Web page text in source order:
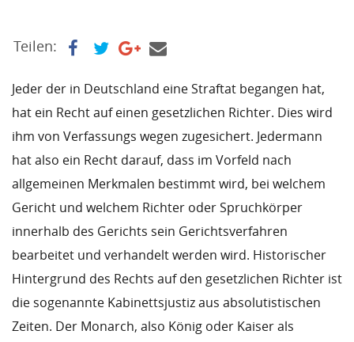
Teilen:
Jeder der in Deutschland eine Straftat begangen hat,
hat ein Recht auf einen gesetzlichen Richter. Dies wird
ihm von Verfassungs wegen zugesichert. Jedermann
hat also ein Recht darauf, dass im Vorfeld nach
allgemeinen Merkmalen bestimmt wird, bei welchem
Gericht und welchem Richter oder Spruchkörper
innerhalb des Gerichts sein Gerichtsverfahren
bearbeitet und verhandelt werden wird. Historischer
Hintergrund des Rechts auf den gesetzlichen Richter ist
die sogenannte Kabinettsjustiz aus absolutistischen
Zeiten. Der Monarch, also König oder Kaiser als